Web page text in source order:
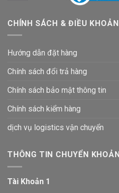
CHÍNH SÁCH & ĐIỀU KHOẢN
Hướng dẫn đặt hàng
Chính sách đổi trả hàng
Chính sách bảo mật thông tin
Chính sách kiểm hàng
dịch vụ logistics vận chuyển
THÔNG TIN CHUYỂN KHOẢN
Tài Khoản 1